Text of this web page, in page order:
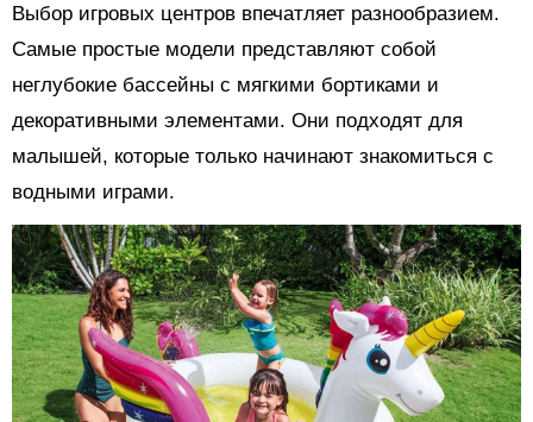
Выбор игровых центров впечатляет разнообразием.
Самые простые модели представляют собой
неглубокие бассейны с мягкими бортиками и
декоративными элементами. Они подходят для
малышей, которые только начинают знакомиться с
водными играми.